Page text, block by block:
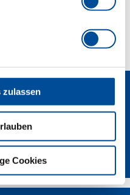
zulassen
Cookies